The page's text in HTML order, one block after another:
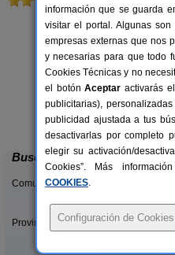
Casa Rural
Ibarrangelu
Buscar
Comunidades:
Provincias/Islas:
información que se guarda
visitar el portal. Algunas
empresas externas que nos
y necesarias para que todo
Cookies Técnicas y no
el botónAceptar activarás
publicitarias),
publicidad ajustada a tus
desactivarlas por completo
elegir su activación/
Cookies”. Más
COOKIES.